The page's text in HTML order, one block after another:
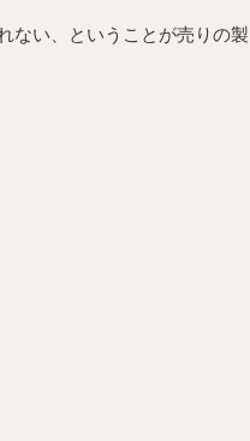
ない、ということが売りの製